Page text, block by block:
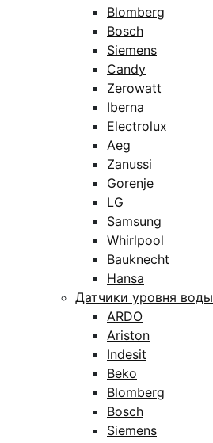
Blomberg
Bosch
Siemens
Candy
Zerowatt
Iberna
Electrolux
Aeg
Zanussi
Gorenje
LG
Samsung
Whirlpool
Bauknecht
Hansa
Датчики уровня воды
ARDO
Ariston
Indesit
Beko
Blomberg
Bosch
Siemens